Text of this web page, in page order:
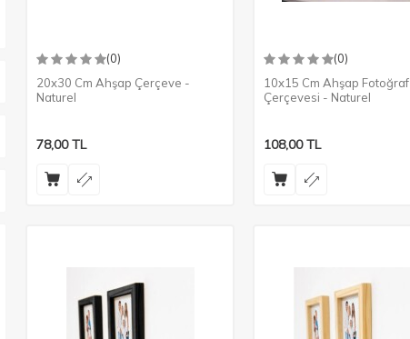
(0)
20x30 Cm Ahşap Çerçeve -
Naturel
78,00TL
(0)
10x15 Cm Ahşap Fotoğraf
Çerçevesi - Naturel
108,00TL